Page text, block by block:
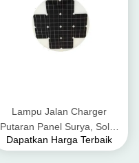
Lampu Jalan Charger
Putaran Panel Surya, Solar
PV Cell TPT Tahan Api
Dapatkan Harga Terbaik